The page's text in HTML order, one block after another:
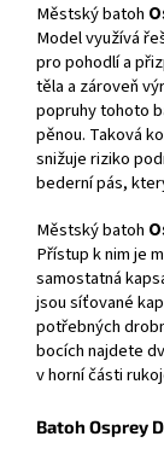
Městský batoh
Model využívá
pro pohodlí a
těla a zároveň
popruhy tohoto
pěnou. Taková
snižuje riziko
bederní pás,
Městský batoh
Přístup k nim je
samostatná
jsou síťované
potřebných
bocích najdete
v horní části
Batoh Osprey